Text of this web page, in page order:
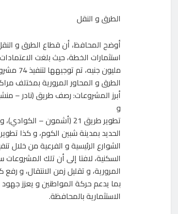
الطرق و النقل
أوضح المحافظ، أن قطاع الطرق و
مليون
الطرق و المحاور المرورية بمختلف
أبرز المشروعات: رصف طريق (نادر –
و
تطوير طريق 21 (أشمون –
الحديد بمدينة شبين الكوم، و كذا
الشوارع الرئيسية و الفرعية من خلال
السكنية، لافتا إلى أن تلك
المرورية، و تقليل زمن الانتقال، و
بما يدعم حركة المواطنين و يعزز جهود
الاستثمارية بالمحافظة.